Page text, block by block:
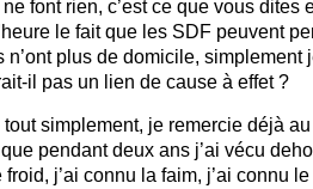
font rien, c’est ce que vous dites
le fait que les SDF peuvent
n’ont plus de domicile, simplement
il pas un lien de cause à effet ?
simplement, je remercie déjà au
pendant deux ans j’ai vécu
j’ai connu la faim, j’ai connu